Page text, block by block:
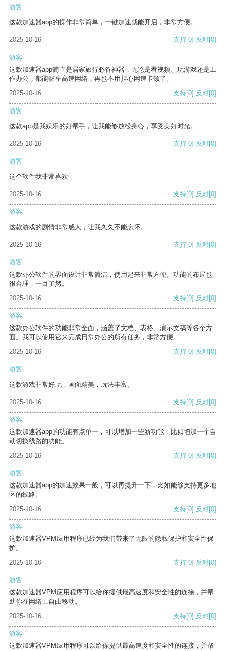
游客
这款加速器app的操作非常简单，一键加速就能开启，非常方便。
2025-10-16 支持[0] 反对[0]
游客
这款加速器app简直是居家旅行必备神器，无论是看视频、玩游戏还是工
作办公，都能畅享高速网络，再也不用担心网速卡顿了。
2025-10-16
支持[0] 反对[0]
游客
这款app是我娱乐的好帮手，让我能够放松身心，享受美好时光。
2025-10-16 支持[0] 反对[0]
游客
这个软件我非常喜欢
2025-10-16 支持[0] 反对[0]
游客
这款游戏的剧情非常感人，让我久久不能忘怀。
2025-10-16 支持[0] 反对[0]
游客
这款办公软件的界面设计非常简洁，使用起来非常方便。功能的布局也
很合理，一目了然。
2025-10-16
支持[0] 反对[0]
游客
这款办公软件的功能非常全面，涵盖了文档、表格、演示文稿等各个方
面。我可以使用它来完成日常办公的所有任务，非常方便。
2025-10-16
支持[0] 反对[0]
游客
这款游戏非常好玩，画面精美，玩法丰富。
2025-10-16 支持[0] 反对[0]
游客
这款加速器app的功能有点单一，可以增加一些新功能，比如增加一个自
动切换线路的功能。
2025-10-16
支持[0] 反对[0]
游客
这款加速器app的加速效果一般，可以再提升一下，比如能够支持更多地
区的线路。
2025-10-16
支持[0] 反对[0]
游客
这款加速器VPM应用程序已经为我们带来了无限的隐私保护和安全性保
护。
2025-10-16
支持[0] 反对[0]
游客
这款加速器VPM应用程序可以给你提供最高速度和安全性的连接，并帮
助你在网络上自由移动。
2025-10-16
支持[0] 反对[0]
游客
这款加速器VPM应用程序可以给你提供最高速度和安全性的连接，并帮